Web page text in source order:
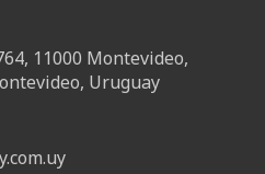
11000 Montevideo,
Uruguay